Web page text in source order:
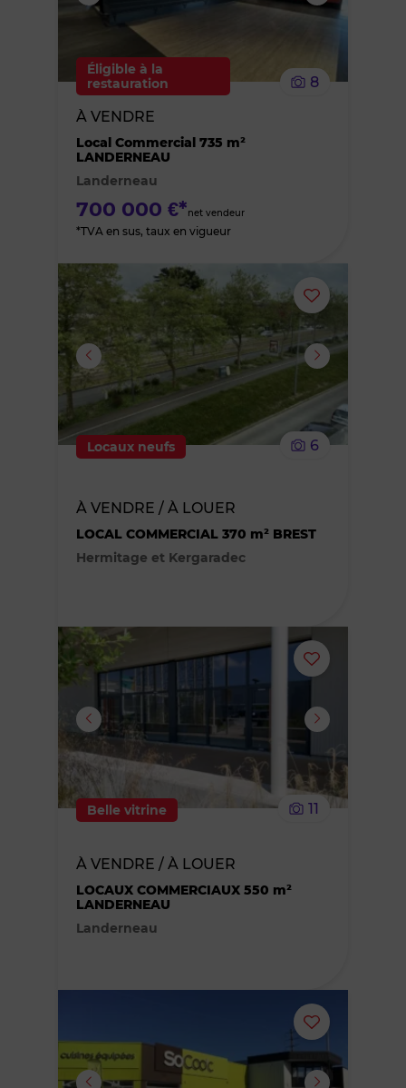
supprimer
Éligible à la
restauration
8
À VENDRE
Local Commercial 735 m²
LANDERNEAU
Landerneau
700 000 €*net vendeur
*TVA en sus, taux en vigueur
Ajouter
ou
supprimer
le
Locaux neufs 6
À VENDRE / À LOUER
LOCAL COMMERCIAL 370 m² BREST
Hermitage et Kergaradec
Ajouter
ou
le
Belle vitrine 11
À VENDRE / À LOUER
LOCAUX COMMERCIAUX 550 m²
LANDERNEAU
Landerneau
Ajouter
ou